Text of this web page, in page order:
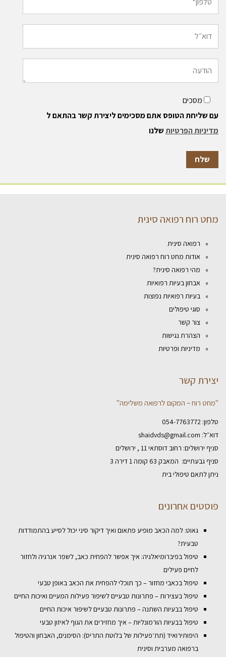
מסכים
עם שליחת הטופס אתם מסכימים ליצירת קשר בהתאם ל
מדיניות הפרטיותשלנו
מחט רוח רפואה סינית
רפואה סינית
אודות מחט רוח רפואה סינית
מהי רפואה סינית?
אבחון בעיות רפואיות
בעיות רפואיות נפוצות
סוגי טיפולים
צור קשר
הצהרת נגישות
מדיניות ופרטיות
יצירת קשר
"מחט רוח – המקום לרפואה משלימה"
טלפון: 054-7763772
דוא״ל: shaidvds@gmail.com
סניף ירושלים: רחוב דוסתאי 11 , ירושלים
סניף גבעתיים: המאבק 63 קומה 1 דירה 3
ניתן לתאם טיפולי בית
פוסטים אחרונים
גאוט: למה הכאב מופיע פתאום ואיך דיקור סיני יכול לסייע בהתמודדות
טבעית?
טיפול בפיברומיאלגיה: איך אפשר להפחית כאב, לשפר אנרגיה ולחזור
לחיים פעילים
טיפול בכאבי מחזור – כך תוכלי להפחית את הכאב באופן טבעי
טיפול בעצירות – פתרונות טבעיים לשיפור פעילות המעיים ואיכות החיים
טיפול בבעיות השתנה – פתרונות טבעיים לשיפור איכות החיים
טיפול בבעיות הורמונליות – איך מחזירים את הגוף לאיזון טבעי
היפותירואיד (תת־פעילות של בלוטת התריס): הסימנים, האבחון והטיפול
ברפואה מערבית וסינית